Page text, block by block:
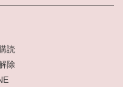
読
除